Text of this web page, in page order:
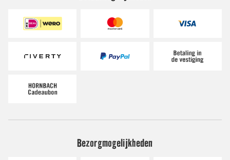
Bezorgmogelijkheden